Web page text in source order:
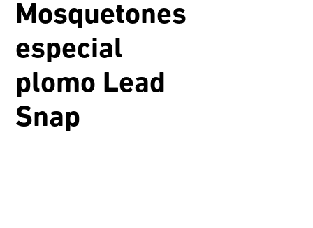
Mosquetones
especial
plomo Lead
Snap